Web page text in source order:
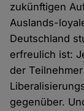
zukünftigen
Auslands-
Deutschland
erfreulich ist:
der
gegenüber.